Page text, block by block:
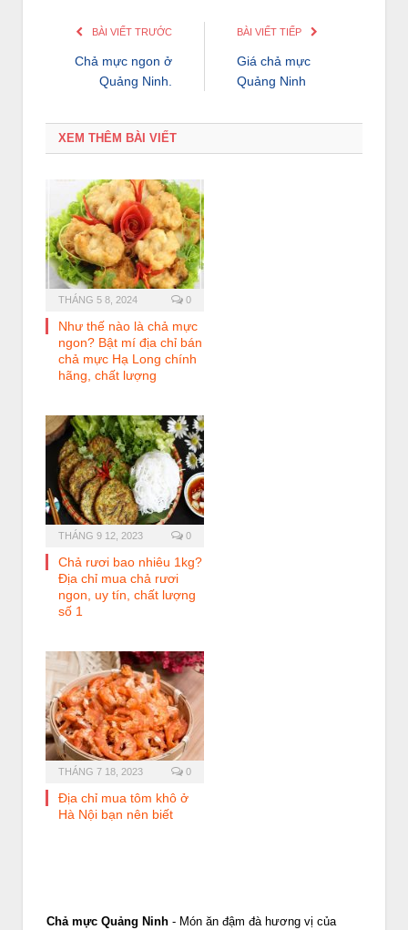
BÀI VIẾT TRƯỚC
Chả mực ngon ở
Quảng Ninh.
BÀI VIẾT TIẾP
Giá chả mực
Quảng Ninh
XEM THÊM BÀI VIẾT
THÁNG 5 8, 2024 0
Như thế nào là chả mực
ngon? Bật mí địa chỉ bán
chả mực Hạ Long chính
hãng, chất lượng
THÁNG 9 12, 2023 0
Chả rươi bao nhiêu 1kg?
Địa chỉ mua chả rươi
ngon, uy tín, chất lượng
số 1
THÁNG 7 18, 2023 0
Địa chỉ mua tôm khô ở
Hà Nội bạn nên biết
Chả mực Quảng Ninh - Món ăn đậm đà hương vị của